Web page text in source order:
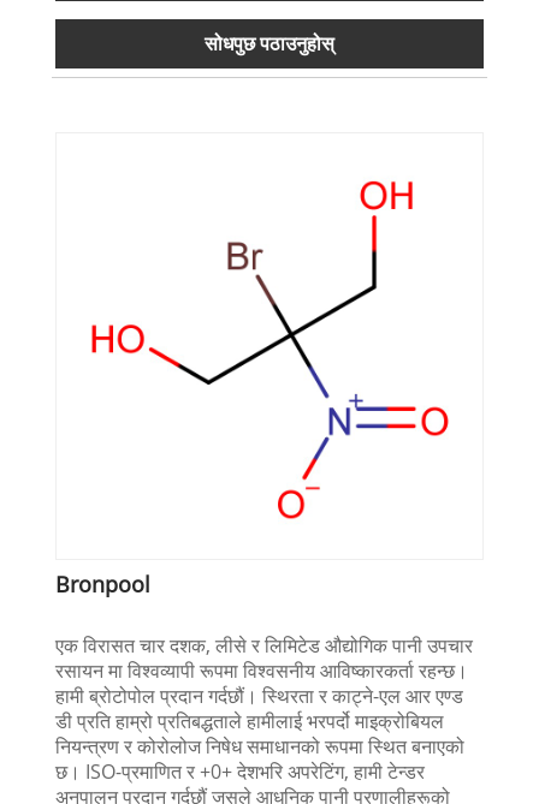
सोधपुछ पठाउनुहोस्
Bronpool
एक विरासत चार दशक, लीसे र लिमिटेड औद्योगिक पानी उपचार
रसायन मा विश्वव्यापी रूपमा विश्वसनीय आविष्कारकर्ता रहन्छ।
हामी ब्रोटोपोल प्रदान गर्दछौं। स्थिरता र काट्ने-एल आर एण्ड
डी प्रति हाम्रो प्रतिबद्धताले हामीलाई भरपर्दो माइक्रोबियल
नियन्त्रण र कोरोलोज निषेध समाधानको रूपमा स्थित बनाएको
छ। ISO-प्रमाणित र +0+ देशभरि अपरेटिंग, हामी टेन्डर
अनुपालन प्रदान गर्दछौं जसले आधुनिक पानी प्रणालीहरूको